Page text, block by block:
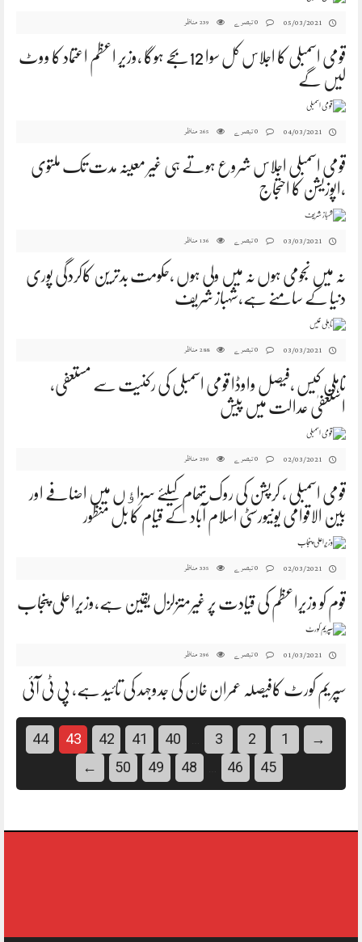
05/03/2021
239 مناظر
قومی اسمبلی کا اجلاس کل سوا 12بجے ہوگا ،وزیر اعظم اعتماد کا ووٹ
لیں گے
04/03/2021
265 مناظر
قومی اسمبلی اجلاس شروع ہوتے ہی غیر معینہ مدت تک ملتوی
،اپوزیشن کا احتجاج
03/03/2021
136 مناظر
نہ میں نجومی ہوں نہ میں ولی ہوں ،حکومت بدترین کاکردگی پوری
دنیا کے سامنے ہے،شہباز شریف
03/03/2021
288 مناظر
ناہلی کیس ،فیصل واوڈا قومی اسمبلی کی رکنیت سے مستعفی،
استعفیٰ عدالت میں پیش
02/03/2021
290 مناظر
قومی اسمبلی ، کرپشن کی روک تھام کیلئے سزاﺅں میں اضافے اور
بین الاقوامی یونیورسٹی اسلام آباد کے قیام کا بل منظور
02/03/2021
335 مناظر
قوم کو وزیراعظم کی قیادت پر غیرمتزلزل یقین ہے،وزیراعلی پنجاب
01/03/2021
296 مناظر
سپریم کورٹ کافیصلہ عمران خان کی جدوجہد کی تائید ہے، پی ٹی آئی
→
1
2
3
40
41
42
43
44
45
46
48
49
50
←